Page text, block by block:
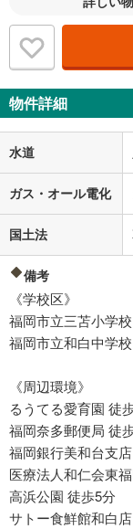
物件詳細
水道
ガス・オール電化
国土法
備考
《学校区》
福岡市立三苫小学
福岡市立和白中学
《周辺環境》
るうてる愛育園 徒
福岡奈多郵便局 徒
福岡銀行美和台支
医療法人和仁会東
高浜公園 徒歩5分
サトー食鮮館和白